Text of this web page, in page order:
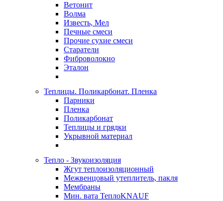
Ветонит
Волма
Известь, Мел
Печные смеси
Прочие сухие смеси
Старатели
Фиброволокно
Эталон
Теплицы. Поликарбонат. Пленка
Парники
Пленка
Поликарбонат
Теплицы и грядки
Укрывной материал
Тепло - Звукоизоляция
Жгут теплоизоляционный
Межвенцовый утеплитель, пакля
Мембраны
Мин. вата ТеплоKNAUF